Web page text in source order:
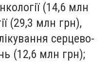
(14,6 млн
(29,3 млн грн),
серцево-
(12,6 млн грн);